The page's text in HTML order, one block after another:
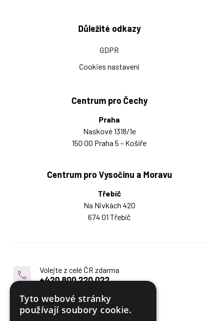
Důležité odkazy
GDPR
Cookies nastavení
Centrum pro Čechy
Praha
Naskové 1318/1e
150 00 Praha 5 – Košíře
Centrum pro Vysočinu a Moravu
Třebíč
Na Nivkách 420
674 01 Třebíč
Volejte z celé ČR zdarma
+420 800 220 022
+420 602 703 543
E-mail
Tyto webové stránky
používají soubory cookie.